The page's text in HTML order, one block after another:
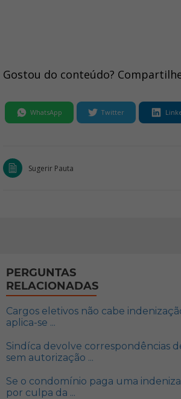
Gostou do conteúdo?
WhatsApp Twitter
Sugerir Pauta
PERGUNTAS
RELACIONADAS
Cargos eletivos não cabe
aplica-se ...
Sindíca devolve correspondências
sem autorização ...
Se o condomínio paga uma
por culpa da ...